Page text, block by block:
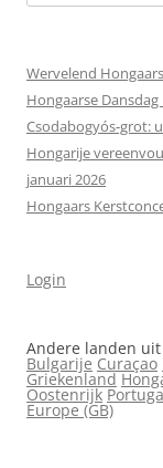
Wervelend
Hongaarse
Csodabogyós‑grot:
Hongarije
januari 2026
Hongaars
Login
Andere landen
Bulgarije Curaçao
Griekenland
Oostenrijk
Europe (GB)